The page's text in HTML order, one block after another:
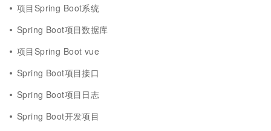
项目Spring Boot系统
Spring Boot项目数据库
项目Spring Boot vue
Spring Boot项目接口
Spring Boot项目日志
Spring Boot开发项目